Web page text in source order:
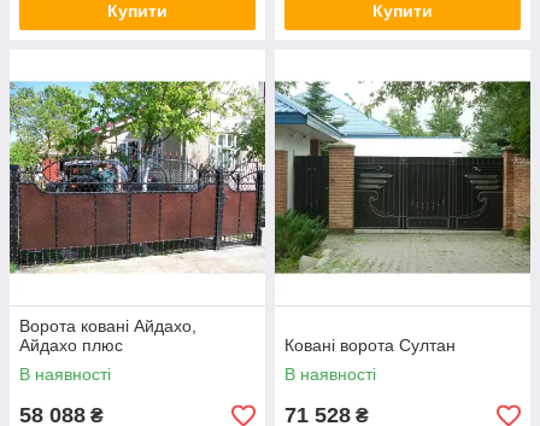
Купити Купити
Ворота ковані Айдахо,
Айдахо плюс
В наявності
58 088 ₴
Ковані ворота Султан
В наявності
71 528 ₴